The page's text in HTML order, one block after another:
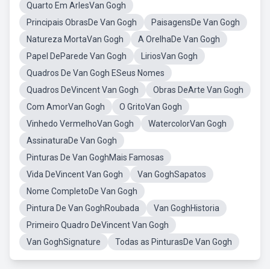
Quarto Em ArlesVan Gogh
Principais ObrasDe Van Gogh
PaisagensDe Van Gogh
Natureza MortaVan Gogh
A OrelhaDe Van Gogh
Papel DeParede Van Gogh
LiriosVan Gogh
Quadros De Van Gogh ESeus Nomes
Quadros DeVincent Van Gogh
Obras DeArte Van Gogh
Com AmorVan Gogh
O GritoVan Gogh
Vinhedo VermelhoVan Gogh
WatercolorVan Gogh
AssinaturaDe Van Gogh
Pinturas De Van GoghMais Famosas
Vida DeVincent Van Gogh
Van GoghSapatos
Nome CompletoDe Van Gogh
Pintura De Van GoghRoubada
Van GoghHistoria
Primeiro Quadro DeVincent Van Gogh
Van GoghSignature
Todas as PinturasDe Van Gogh